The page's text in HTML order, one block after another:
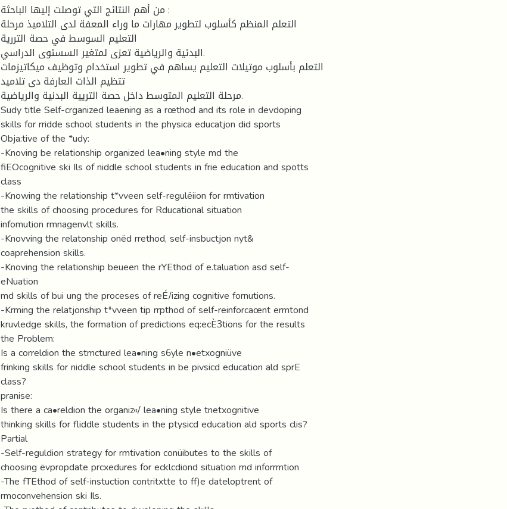
من أهم النتائج التي توصلت إليها الباحثة :
التعلم المنظم كأسلوب لتطوير مهارات ما وراء المعفة لدى التلاميذ مرحلة
التعليم السوسط في حصة التررية
البدئية والرياضية تعزى لمتغير السسئوى الدراسي.
التعلم بأسلوب موتيلات التعليم يساهم في تطوير استخدام وتوظيف ميكاتيزمات
تتظيم الذات العارفة دى تلاميد
مرحلة التعليم المتوسط داخل حصة التريية البدنية والرياضية.
Sudy title Self-crganized leaening as a rœthod and its role in devdoping
skills for rridde school students in the physica educatjon did sports
Obja:tive of the *udy:
-Knoving be relationship organized lea•ning style md the
fiEOcognitive ski Ils of niddle school students in frie education and spotts
class
-Knowing the relationship t*vveen self-regulëiion for rmtivation
the skills of choosing procedures for Rducational situation
infomution rmnagenvlt skills.
-Knovving the relatonship onëd rrethod, self-insbuctjon nyt&
coaprehension skills.
-Knoving the relationship beueen the rYEthod of e.taluation asd self-
eNuation
md skills of bui ung the proceses of reÉ/izing cognitive fornutions.
-Krming the relatjonship t*vveen tip rrpthod of self-reinforcaœnt ermtond
kruvledge skills, the formation of predictions eq:ecÈ3tions for the results
the Problem:
Is a correldion the stmctured lea•ning s6yle n•etxogniüve
frinking skills for niddle school students in be pivsicd education ald sprE
class?
pranise:
Is there a ca•reldion the organiz«/ lea•ning style tnetxognitive
thinking skills for fliddle students in the ptysicd education ald sports clis?
Partial
-Self-reguldion strategy for rmtivation conüibutes to the skills of
choosing ëvpropdate prcxedures for ecklcdiond situation md inforrmtion
-The fTEthod of self-instuction contritxtte to ff)e dateloptrent of
rmoconvehension ski Ils.